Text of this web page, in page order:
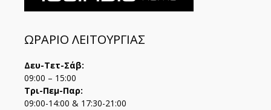
ΩΡΑΡΙΟ ΛΕΙΤΟΥΡΓΙΑΣ
Δευ-Τετ-Σάβ:
09:00 – 15:00
Τρι-Πεμ-Παρ:
09:00-14:00 & 17:30-21:00